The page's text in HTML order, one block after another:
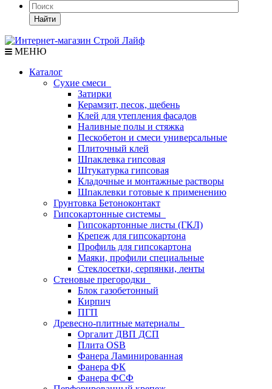
Найти
МЕНЮ
Каталог
Сухие смеси
Затирки
Керамзит, песок, щебень
Клей для утепления фасадов
Наливные полы и стяжка
Пескобетон и смеси универсальные
Плиточный клей
Шпаклевка гипсовая
Штукатурка гипсовая
Кладочные и монтажные растворы
Шпаклевки готовые к применению
Грунтовка Бетоноконтакт
Гипсокартонные системы
Гипсокартонные листы (ГКЛ)
Крепеж для гипсокартона
Профиль для гипсокартона
Маяки, профили специальные
Стеклосетки, серпянки, ленты
Стеновые прегородки
Блок газобетонный
Кирпич
ПГП
Древесно-плитные материалы
Оргалит ДВП ДСП
Плита OSB
Фанера Ламинированная
Фанера ФК
Фанера ФСФ